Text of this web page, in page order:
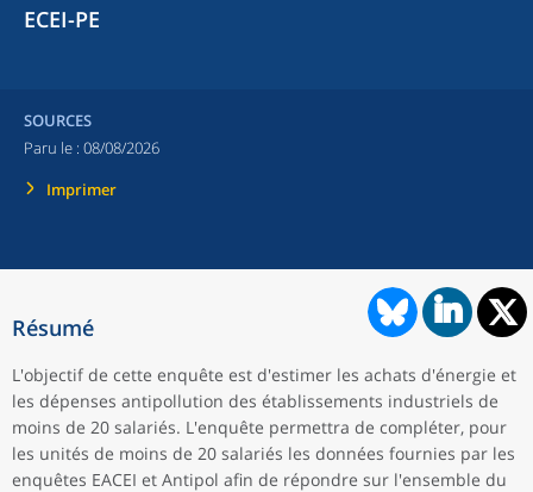
ECEI-PE
SOURCES
Paru le : 08/08/2026
Imprimer
Résumé
L'objectif de cette enquête est d'estimer les achats d'énergie et
les dépenses antipollution des établissements industriels de
moins de 20 salariés. L'enquête permettra de compléter, pour
les unités de moins de 20 salariés les données fournies par les
enquêtes EACEI et Antipol afin de répondre sur l'ensemble du